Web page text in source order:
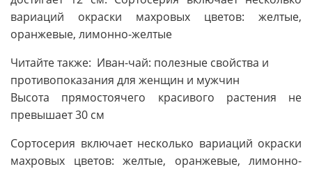
вариаций окраски махровых цветов: желтые,
оранжевые, лимонно-желтые
Читайте также: Иван-чай: полезные свойства и
противопоказания для женщин и мужчин
Высота прямостоячего красивого растения не
превышает 30 см
Сортосерия включает несколько вариаций окраски
махровых цветов: желтые, оранжевые, лимонно-